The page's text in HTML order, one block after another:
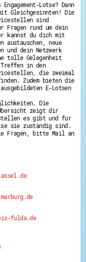
Lotse? Dann
Gleichgesinnten! Die
sind
rund um dein
kannst du dich mit
austauschen, neue
und dein Netzwerk
tolle Gelegenheit
in den
die zweimal
Zudem bieten die
E-Lotsen
Die
zeigt dir
es gibt und für
sie zuständig sind.
Fragen, bitte Mail an
fulda.de